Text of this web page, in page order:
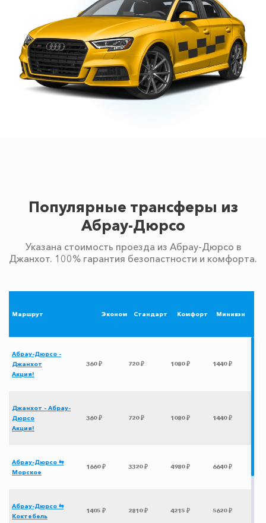
Популярные трансферы из
Абрау-Дюрсо
Указана стоимость проезда из Абрау-Дюрсо в
Джанхот. 100% гарантия безопастности и комфорта.
Маршрут Эконом Стандарт Комфорт Минивэн
Абрау-Дюрсо -
Джанхот
Акция!
360 ₽ 720 ₽ 1080 ₽ 1440 ₽
Джанхот - Абрау-
Дюрсо
Акция!
360 ₽ 720 ₽ 1080 ₽ 1440 ₽
Абрау-Дюрсо ⇆
Морское
1660 ₽ 3320 ₽ 4980 ₽ 6640 ₽
Абрау-Дюрсо ⇆
Коктебель
1405 ₽ 2810 ₽ 4215 ₽ 5620 ₽